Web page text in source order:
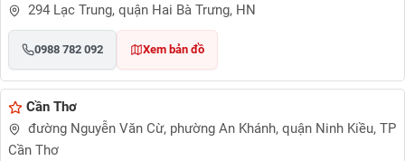
294 Lạc Trung, quận Hai Bà Trưng, HN
0988 782 092 Xem bản đồ
Cần Thơ
đường Nguyễn Văn Cừ, phường An Khánh, quận Ninh Kiều, TP
Cần Thơ